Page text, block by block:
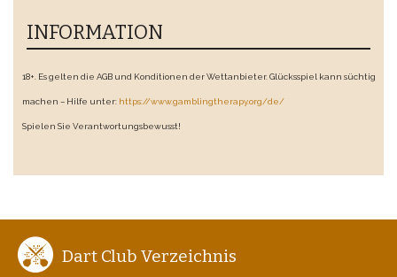
INFORMATION
18+. Es gelten die AGB und Konditionen der Wettanbieter. Glücksspiel kann süchtig
machen – Hilfe unter: https://www.gamblingtherapy.org/de/
Spielen Sie Verantwortungsbewusst!
Dart Club Verzeichnis